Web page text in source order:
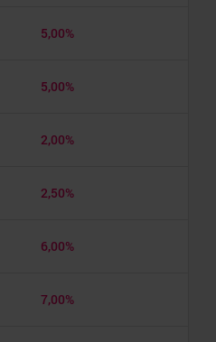
5,00%
5,00%
2,00%
2,50%
6,00%
7,00%